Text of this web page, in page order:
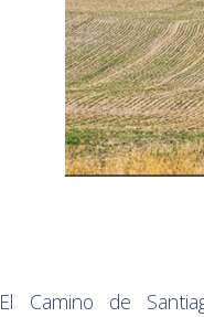
El Camino de